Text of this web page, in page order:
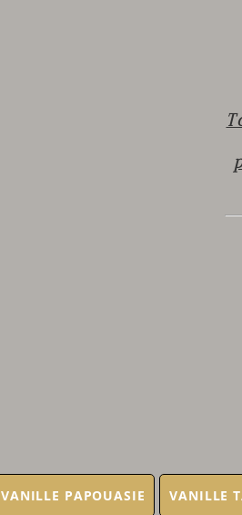
VANILLE PAPOUASIE VANILLE